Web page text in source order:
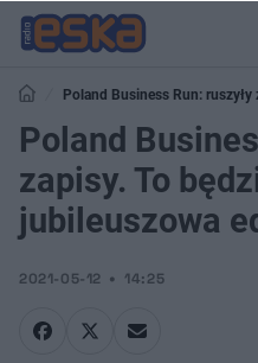
Poland Business Run:
edycja [AUDIO]
Poland
zapisy. ​To
jubileuszowa
2021-05-12 14:25